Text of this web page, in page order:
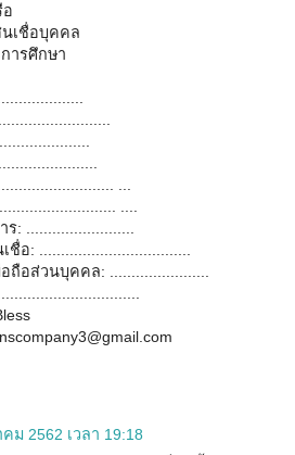
อ
นเชื่อบุคคล
ารศึกษา
...
....
: .........................
ชื่อ: ...................................
ถือส่วนบุคคล: .......................
ม 2562 เวลา 19:18